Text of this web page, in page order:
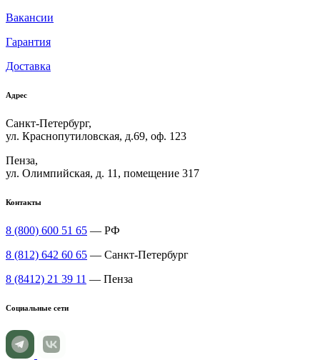
Вакансии
Гарантия
Доставка
Адрес
Санкт-Петербург,
ул. Краснопутиловская, д.69, оф. 123
Пенза,
ул. Олимпийская, д. 11, помещение 317
Контакты
8 (800) 600 51 65 — РФ
8 (812) 642 60 65 — Санкт-Петербург
8 (8412) 21 39 11 — Пенза
Социальные сети